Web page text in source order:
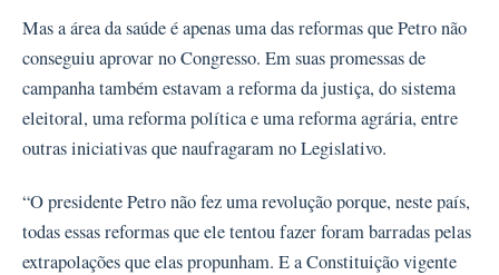
Mas a área da saúde é apenas uma das reformas que Petro não
conseguiu aprovar no Congresso. Em suas promessas de
campanha também estavam a reforma da justiça, do sistema
eleitoral, uma reforma política e uma reforma agrária, entre
outras iniciativas que naufragaram no Legislativo.
“O presidente Petro não fez uma revolução porque, neste país,
todas essas reformas que ele tentou fazer foram barradas pelas
extrapolações que elas propunham. E a Constituição vigente